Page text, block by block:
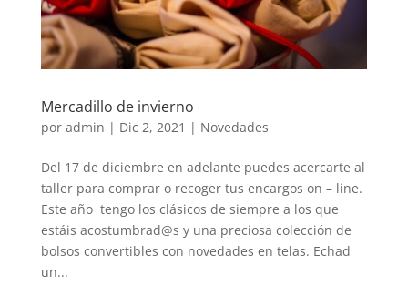
Mercadillo de invierno
por admin | Dic 2, 2021 | Novedades
Del 17 de diciembre en adelante puedes acercarte al
taller para comprar o recoger tus encargos on – line.
Este año tengo los clásicos de siempre a los que
estáis acostumbrad@s y una preciosa colección de
bolsos convertibles con novedades en telas. Echad
un...